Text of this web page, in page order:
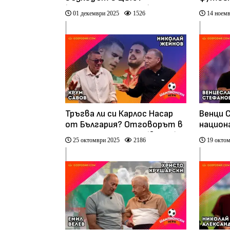
("Шампионски игри")
01 декември 2025 1526
каза
14
Тръгва ли си Карлос Насар
от България? Отговорът в
“Шампионски игри” (видео)
25 октомври 2025 2186
Венци
игри"
19